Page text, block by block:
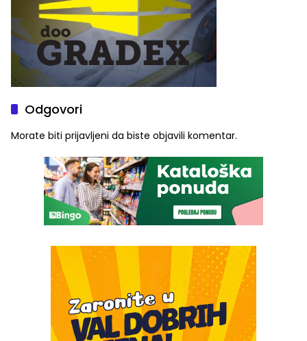
Odgovori
Morate biti prijavljeni da biste objavili komentar.